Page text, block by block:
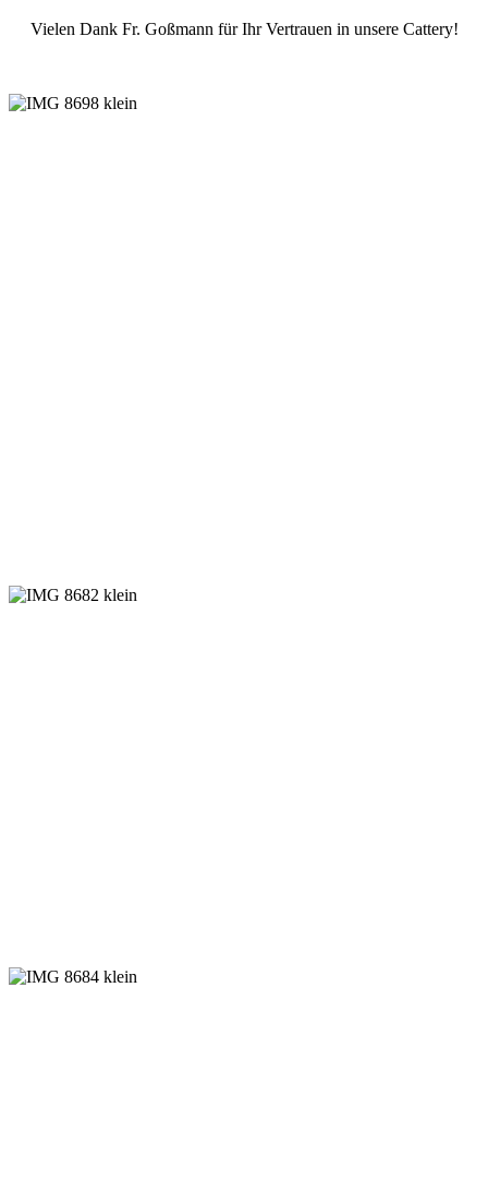
Vielen Dank Fr. Goßmann für Ihr Vertrauen in unsere Cattery!